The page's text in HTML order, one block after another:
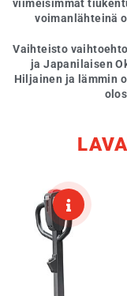
viimeisimmät
Vaihteisto
ja Japanilaisen
Hiljainen ja lämmin